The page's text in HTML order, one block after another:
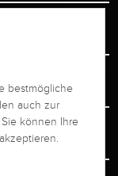
bestmögliche
auch zur
können Ihre